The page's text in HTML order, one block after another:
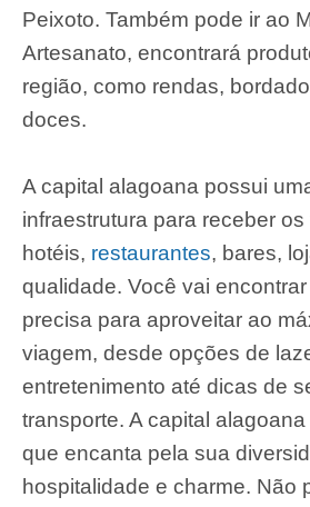
Peixoto. Também pode ir ao
Artesanato, encontrará
região, como rendas,
doces.
A capital alagoana possui
infraestrutura para receber
hotéis, restaurantes, bares,
qualidade. Você vai
precisa para aproveitar ao
viagem, desde opções de
entretenimento até dicas de
transporte. A capital
que encanta pela sua
hospitalidade e charme. Não